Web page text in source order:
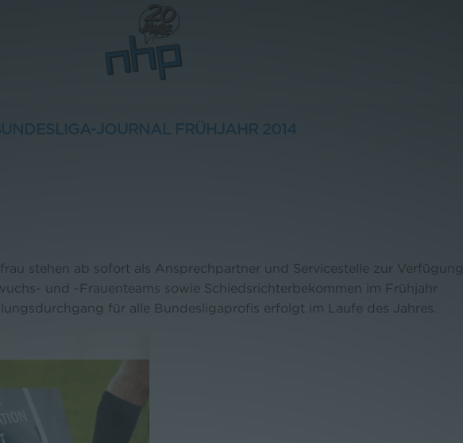
JOURNAL FRÜHJAHR 2014
stehen ab sofort als Ansprechpartner und Servicestelle zur Verfügung.
und -Frauenteams sowie Schiedsrichterbekommen im Frühjahr
für alle Bundesligaprofis erfolgt im Laufe des Jahres.